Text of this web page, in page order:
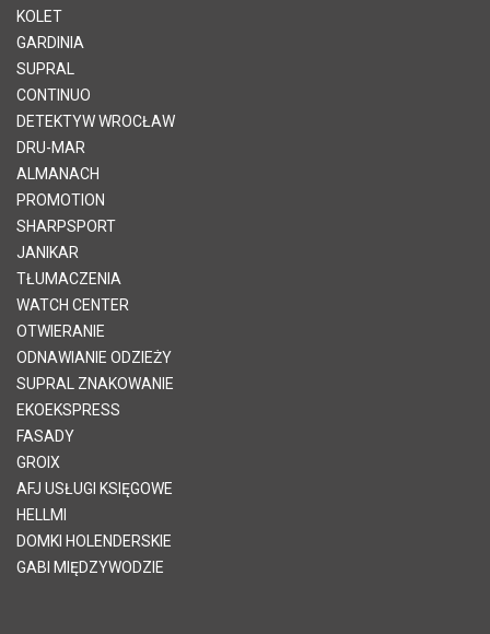
KOLET
GARDINIA
SUPRAL
CONTINUO
DETEKTYW WROCŁAW
DRU-MAR
ALMANACH
PROMOTION
SHARPSPORT
JANIKAR
TŁUMACZENIA
WATCH CENTER
OTWIERANIE
ODNAWIANIE ODZIEŻY
SUPRAL ZNAKOWANIE
EKOEKSPRESS
FASADY
GROIX
AFJ USŁUGI KSIĘGOWE
HELLMI
DOMKI HOLENDERSKIE
GABI MIĘDZYWODZIE